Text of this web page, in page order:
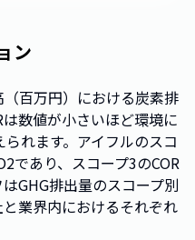
ン
百万円）における炭素排
数値が小さいほど環境に
れます。アイフルのスコ
であり、スコープ3のCOR
GHG排出量のスコープ別
業界内におけるそれぞれ